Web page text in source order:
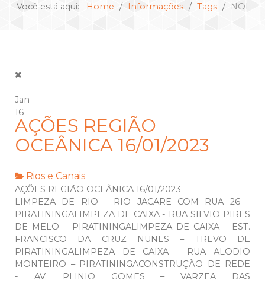
Você está aqui: Home Informações Tags NOI
Jan
16
AÇÕES REGIÃO
OCEÂNICA 16/01/2023
Rios e Canais
AÇÕES REGIÃO OCEÂNICA 16/01/2023
LIMPEZA DE RIO - RIO JACARE COM RUA 26 –
PIRATININGALIMPEZA DE CAIXA - RUA SILVIO PIRES
DE MELO – PIRATININGALIMPEZA DE CAIXA - EST.
FRANCISCO DA CRUZ NUNES – TREVO DE
PIRATININGALIMPEZA DE CAIXA - RUA ALODIO
MONTEIRO – PIRATININGACONSTRUÇÃO DE REDE
- AV. PLINIO GOMES – VARZEA DAS